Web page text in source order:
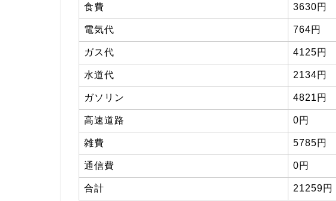
食費 3630円
電気代 764円
ガス代 4125円
水道代 2134円
ガソリン 4821円
高速道路 0円
雑費 5785円
通信費 0円
合計 21259円